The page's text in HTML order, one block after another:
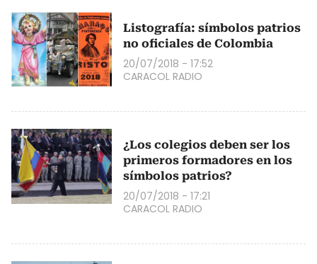
Listografía: símbolos patrios
no oficiales de Colombia
20/07/2018 - 17:52
CARACOL RADIO
¿Los colegios deben ser los
primeros formadores en los
símbolos patrios?
20/07/2018 - 17:21
CARACOL RADIO